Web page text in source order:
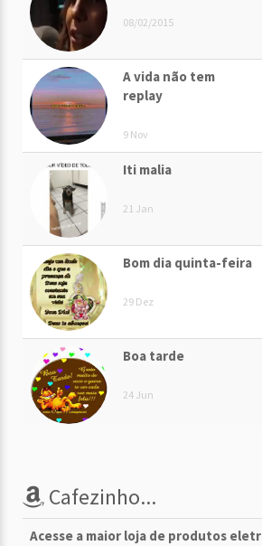
08/02/2015
A vida não tem
replay
9 Nov
Iti malia
21 Jan
Bom dia quinta-feira
29 Dez
Boa tarde
24 Jun
Cafezinho...
Acesse a maior loja de produtos